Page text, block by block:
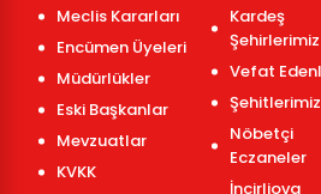
Meclis Kararları
Encümen Üyeleri
Müdürlükler
Eski Başkanlar
Mevzuatlar
KVKK
Kardeş
Şehirlerimiz
Vefat
Şehitlerimiz
Nöbetçi
Eczaneler
İncirliova